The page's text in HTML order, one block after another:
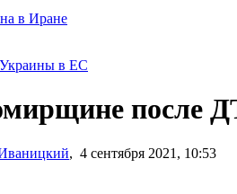
в Иране
в ЕС
после
, 4 сентября 2021, 10:53